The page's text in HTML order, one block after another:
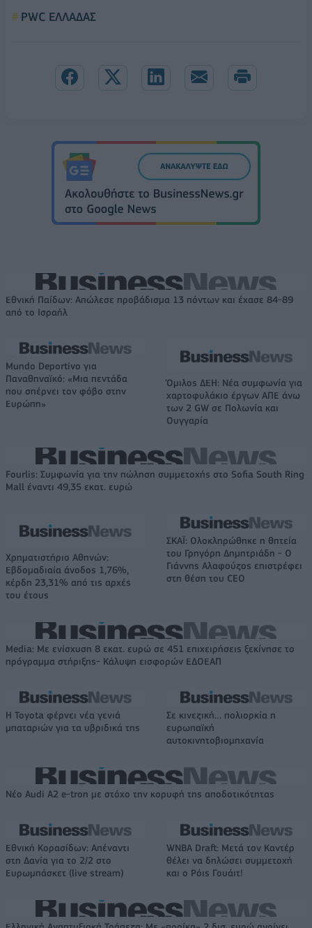
PWC ΕΛΛΑΔΑΣ
Εθνική Παίδων: Απώλεσε προβάδισμα 13 πόντων και έχασε 84-89
από το Ισραήλ
Mundo Deportivo για
Παναθηναϊκό: «Μια πεντάδα
που σπέρνει τον φόβο στην
Ευρώπη»
Όμιλος ΔΕΗ: Νέα συμφωνία για
χαρτοφυλάκιο έργων ΑΠΕ άνω
των 2 GW σε Πολωνία και
Ουγγαρία
Fourlis: Συμφωνία για την πώληση συμμετοχής στο Sofia South Ring
Mall έναντι 49,35 εκατ. ευρώ
Χρηματιστήριο Αθηνών:
Εβδομαδιαία άνοδος 1,76%,
κέρδη 23,31% από τις αρχές
του έτους
ΣΚΑΪ: Ολοκληρώθηκε η θητεία
του Γρηγόρη Δημητριάδη - Ο
Γιάννης Αλαφούζος επιστρέφει
στη θέση του CEO
Media: Με ενίσχυση 8 εκατ. ευρώ σε 451 επιχειρήσεις ξεκίνησε το
πρόγραμμα στήριξης- Κάλυψη εισφορών ΕΔΟΕΑΠ
Η Toyota φέρνει νέα γενιά
μπαταριών για τα υβριδικά της
Σε κινεζική… πολιορκία η
ευρωπαϊκή
αυτοκινητοβιομηχανία
Νέο Audi A2 e-tron με στόχο την κορυφή της αποδοτικότητας
Εθνική Κορασίδων: Απέναντι
στη Δανία για το 2/2 στο
Ευρωμπάσκετ (live stream)
WNBA Draft: Μετά τον Καντέρ
θέλει να δηλώσει συμμετοχή
και ο Ρόις Γουάιτ!